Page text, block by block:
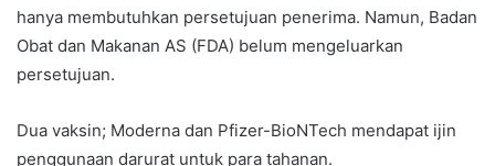
hanya membutuhkan persetujuan penerima. Namun, Badan
Obat dan Makanan AS (FDA) belum mengeluarkan
persetujuan.
Dua vaksin; Moderna dan Pfizer-BioNTech mendapat ijin
penggunaan darurat untuk para tahanan.